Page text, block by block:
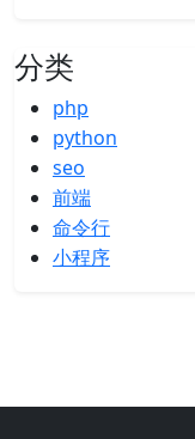
分类
php
python
seo
前端
命令行
小程序